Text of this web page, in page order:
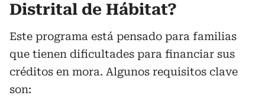
Distrital de Hábitat?
Este programa está pensado para familias
que tienen dificultades para financiar sus
créditos en mora. Algunos requisitos clave
son: